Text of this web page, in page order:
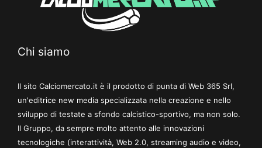
Chi siamo
Il sito Calciomercato.it è il prodotto di punta di Web 365 Srl,
un'editrice new media specializzata nella creazione e nello
sviluppo di testate a sfondo calcistico-sportivo, ma non solo.
Il Gruppo, da sempre molto attento alle innovazioni
tecnologiche (interattività, Web 2.0, streaming audio e video,